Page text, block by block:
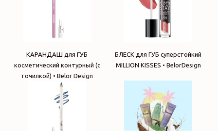
КАРАНДАШ для ГУБ
косметический контурный (с
точилкой) • Belor Design
БЛЕСК для ГУБ суперстойкий
MILLION KISSES • BelorDesign